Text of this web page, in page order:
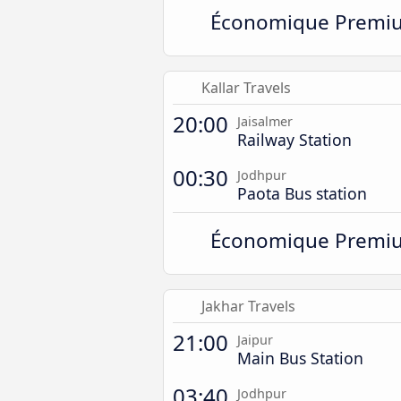
Économique
Kallar Travels
20:00 Jaisalmer
Railway Station
00:30 Jodhpur
Paota Bus station
Économique
Jakhar Travels
21:00 Jaipur
Main Bus Station
Jodhpur